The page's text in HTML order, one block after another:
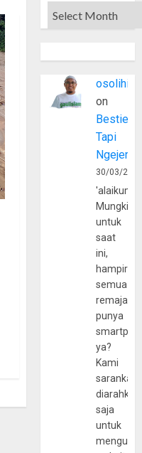
Archives
osolihin
on
Bestie
Tapi
30/03/
Mungkin
untuk
saat
ini,
hampir
semua
remaja
punya
ya?
Kami
sarankan,
diarahkan
saja
untuk